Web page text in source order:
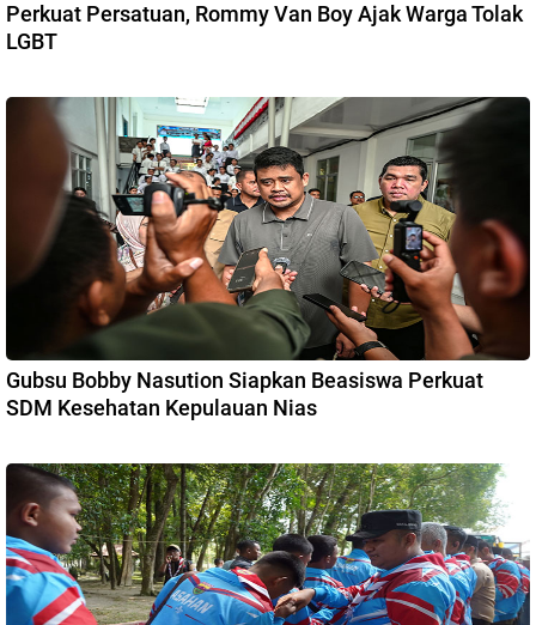
Perkuat Persatuan, Rommy Van Boy Ajak Warga Tolak
LGBT
Gubsu Bobby Nasution Siapkan Beasiswa Perkuat
SDM Kesehatan Kepulauan Nias